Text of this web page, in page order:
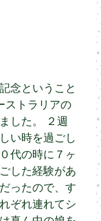
念ということ
ストラリアの
した。 ２週
い時を過ごし
代の時に７ヶ
した経験があ
ったので、す
ぞれ連れてシ